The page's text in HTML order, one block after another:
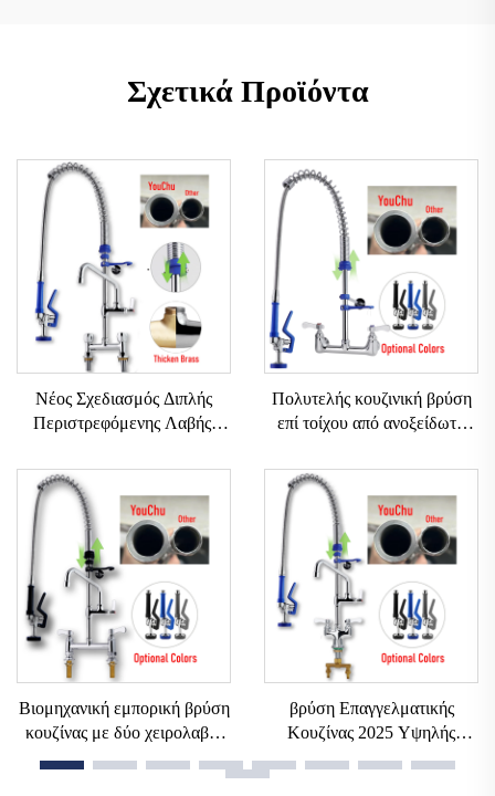
Σχετικά Προϊόντα
Νέος Σχεδιασμός Διπλής
Περιστρεφόμενης Λαβής,
Βρύση Κουζίνας,
Αποσπώμενη, Σύγχρονη, Από
Ανοξείδωτο Ατσάλι
304+Ορείχαλκο, Βρύσες
Νιπτήρα Κουζίνας
Πολυτελής κουζινική βρύση
επί τοίχου από ανοξείδωτο
προ-ξέβγαλμα, ζεστό και
κρύο νερό, 2-τρύπες, για
επαγγελματικές και
βιομηχανικές κουζίνες
Βιομηχανική εμπορική βρύση
κουζίνας με δύο χειρολαβές
και ψεκαστήρα, μικρού τύπου
βρύση Επαγγελματικής
Κουζίνας 2025 Υψηλής
Ποιότητας Μπρούτζινη Με